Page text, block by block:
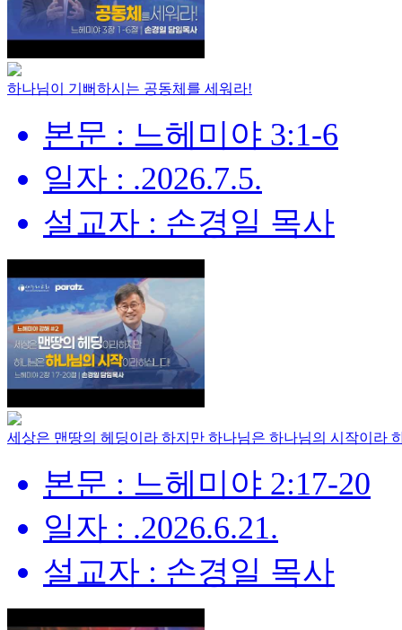
하나님이 기뻐하시는 공동체를 세워라!
본문 : 느헤미야 3:1-6
일자 : .2026.7.5.
설교자 : 손경일 목사
세상은 맨땅의 헤딩이라 하지만 하나님은 하나님의 시작이라
본문 : 느헤미야 2:17-20
일자 : .2026.6.21.
설교자 : 손경일 목사